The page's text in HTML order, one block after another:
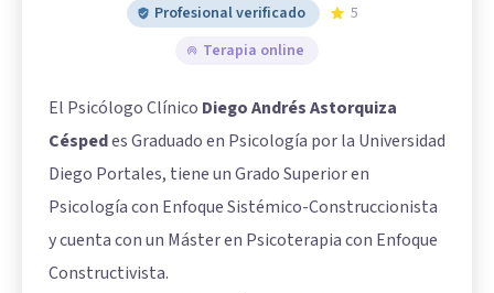
Profesional verificado
5
Terapia online
El Psicólogo Clínico Diego Andrés Astorquiza
Céspedes Graduado en Psicología por la Universidad
Diego Portales, tiene un Grado Superior en
Psicología con Enfoque Sistémico-Construccionista
y cuenta con un Máster en Psicoterapia con Enfoque
Constructivista.